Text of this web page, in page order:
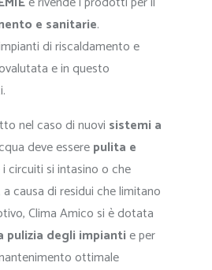
e sanitarie.
di riscaldamento e
e in questo
nel caso di nuovi sistemi a
deve esserepulita e
circuiti si intasino o che
causa di residui che limitano
Clima Amico si è dotata
pulizia degli impiantie per
ottimale